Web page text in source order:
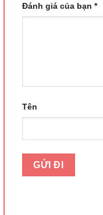
Đánh giá của bạn *
Tên